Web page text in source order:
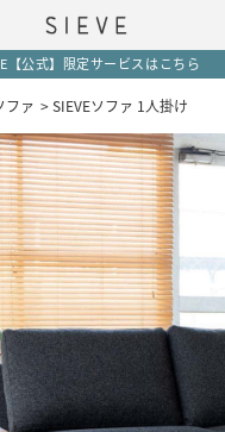
込)以上で送料無料（一部地域除く）
ファ >SIEVEソファ 1人掛け